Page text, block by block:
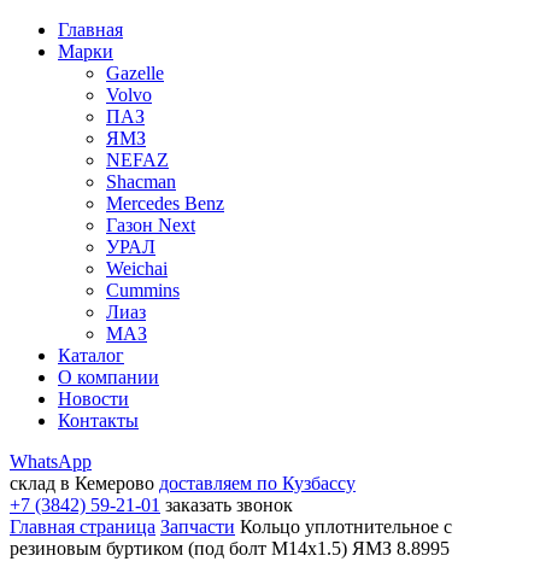
Главная
Марки
Gazelle
Volvo
ПАЗ
ЯМЗ
NEFAZ
Shacman
Mercedes Benz
Газон Next
УРАЛ
Weichai
Cummins
Лиаз
МАЗ
Каталог
О компании
Новости
Контакты
WhatsApp
склад в Кемерово доставляем по Кузбассу
+7 (3842) 59-21-01 заказать звонок
Главная страница Запчасти Кольцо уплотнительное с
резиновым буртиком (под болт M14х1.5) ЯМЗ 8.8995